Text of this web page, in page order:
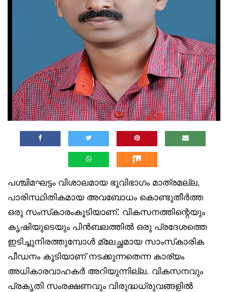
പശ്ചിമഘട്ടം വിശാലമായ ഭൂവിഭാഗം മാത്രമല്ല,
പാരിസ്ഥിതികമായ അവബോധം കൊണ്ടുതീര്‍ത്ത
ഒരു സംസ്‌കാരംകൂടിയാണ്. വികസനത്തിന്റെയും
കൃഷിയുടെയും പിന്‍ബലത്തില്‍ ഒരു പ്രദേശത്തെ
ഇടിച്ചുനിരത്തുമ്പോള്‍ മ്ലേച്ഛമായ സാംസ്‌കാരിക
പീഡനം കൂടിയാണ് നടക്കുന്നതെന്ന കാര്യം
അധികാരവാഹകര്‍ അറിയുന്നില്ല. വികസനവും
പ്രകൃതി സംരക്ഷണവും വിരുദ്ധധ്രുവങ്ങളില്‍